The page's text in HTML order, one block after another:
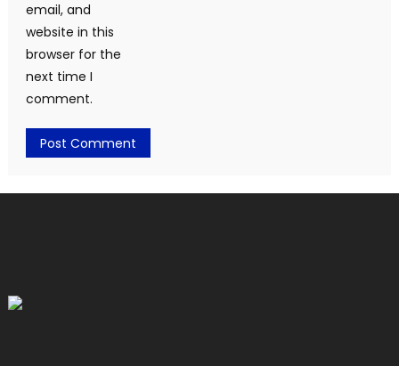
email, and
website in this
browser for the
next time I
comment.